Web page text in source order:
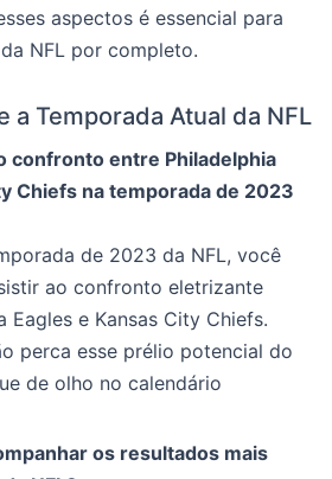
aspectos é essencial para
NFL por completo.
a Temporada Atual da NFL
confronto entre Philadelphia
Chiefs na temporada de 2023
de 2023 da NFL, você
ao confronto eletrizante
Eagles e Kansas City Chiefs.
perca esse prélio potencial do
de olho no calendário
os resultados mais